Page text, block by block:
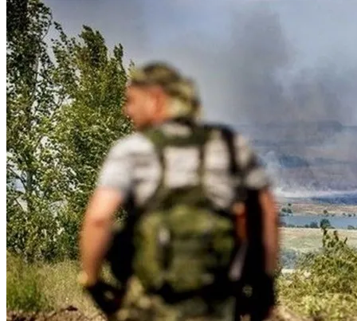
Растущая Концентрация Власти В
Руках Си Цзиньпина: Мир Не Обмануть
Извержение Вулкана На Юге Исландии:
Чрезвычайное Положение И Эвакуация
В «Борисполе» Поселилась Украинка,
Депортированная Из Казахстана